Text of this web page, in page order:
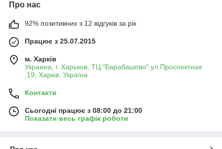
Про нас
92% позитивних з 12 відгуків за рік
Працює з 25.07.2015
м. Харків
Украина, г. Харьков, ТЦ "Барабашово" ул.Проспектная
,19, Харків, Україна
Контакти
Сьогодні працює з 08:00 до 21:00
Показати весь графік роботи